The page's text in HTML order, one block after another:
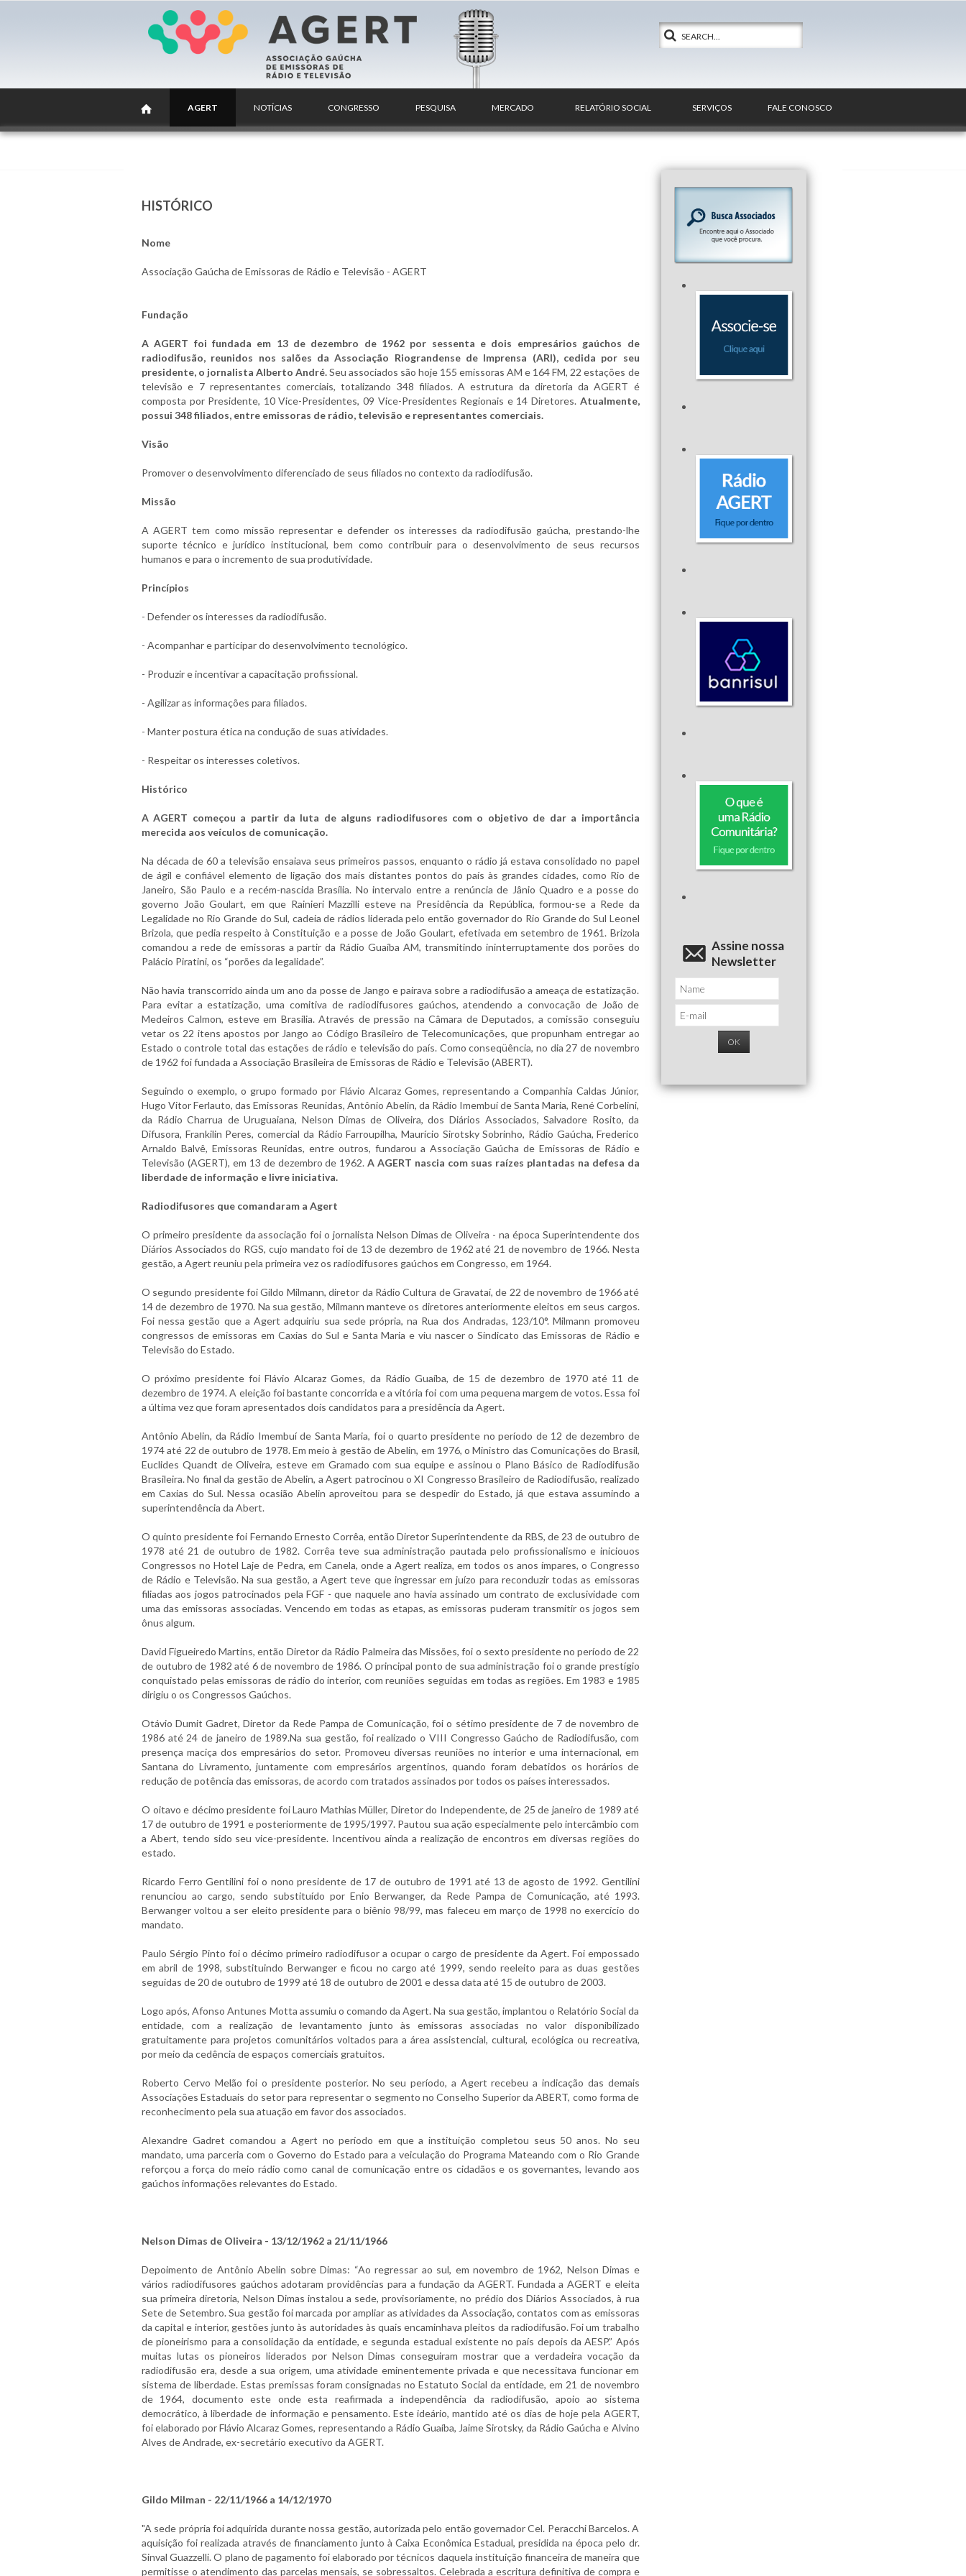
AGERT NOTÍCIAS CONGRESSO PESQUISA MERCADO RELATÓRIO SOCIAL SERVIÇOS FALE CONOSCO
HISTÓRICO
Nome
Associação Gaúcha de Emissoras de Rádio e Televisão - AGERT
Fundação
A AGERT foi fundada em 13 de dezembro de 1962 por sessenta e dois empresários gaúchos de
radiodifusão, reunidos nos salões da Associação Riograndense de Imprensa (ARI), cedida por seu
presidente, o jornalista Alberto André.Seu associados são hoje 155 emissoras AM e 164 FM, 22 estações de
televisão e 7 representantes comerciais, totalizando 348 filiados. A estrutura da diretoria da AGERT é
composta por Presidente, 10 Vice-Presidentes, 09 Vice-Presidentes Regionais e 14 Diretores. Atualmente,
possui 348 filiados, entre emissoras de rádio, televisão e representantes comerciais.
Visão
Promover o desenvolvimento diferenciado de seus filiados no contexto da radiodifusão.
Missão
A AGERT tem como missão representar e defender os interesses da radiodifusão gaúcha, prestando-lhe
suporte técnico e jurídico institucional, bem como contribuir para o desenvolvimento de seus recursos
humanos e para o incremento de sua produtividade.
Princípios
- Defender os interesses da radiodifusão.
- Acompanhar e participar do desenvolvimento tecnológico.
- Produzir e incentivar a capacitação profissional.
- Agilizar as informações para filiados.
- Manter postura ética na condução de suas atividades.
- Respeitar os interesses coletivos.
Histórico
A AGERT começou a partir da luta de alguns radiodifusores com o objetivo de dar a importância
merecida aos veículos de comunicação.
Na década de 60 a televisão ensaiava seus primeiros passos, enquanto o rádio já estava consolidado no papel
de ágil e confiável elemento de ligação dos mais distantes pontos do país às grandes cidades, como Rio de
Janeiro, São Paulo e a recém-nascida Brasília. No intervalo entre a renúncia de Jânio Quadro e a posse do
governo João Goulart, em que Rainieri Mazzilli esteve na Presidência da República, formou-se a Rede da
Legalidade no Rio Grande do Sul, cadeia de rádios liderada pelo então governador do Rio Grande do Sul Leonel
Brizola, que pedia respeito à Constituição e a posse de João Goulart, efetivada em setembro de 1961. Brizola
comandou a rede de emissoras a partir da Rádio Guaíba AM, transmitindo ininterruptamente dos porões do
Palácio Piratini, os “porões da legalidade”.
Não havia transcorrido ainda um ano da posse de Jango e pairava sobre a radiodifusão a ameaça de estatização.
Para evitar a estatização, uma comitiva de radiodifusores gaúchos, atendendo a convocação de João de
Medeiros Calmon, esteve em Brasília. Através de pressão na Câmara de Deputados, a comissão conseguiu
vetar os 22 itens apostos por Jango ao Código Brasileiro de Telecomunicações, que propunham entregar ao
Estado o controle total das estações de rádio e televisão do país. Como conseqüência, no dia 27 de novembro
de 1962 foi fundada a Associação Brasileira de Emissoras de Rádio e Televisão (ABERT).
Seguindo o exemplo, o grupo formado por Flávio Alcaraz Gomes, representando a Companhia Caldas Júnior,
Hugo Vitor Ferlauto, das Emissoras Reunidas, Antônio Abelin, da Rádio Imembuí de Santa Maria, René Corbelini,
da Rádio Charrua de Uruguaiana, Nelson Dimas de Oliveira, dos Diários Associados, Salvadore Rosito, da
Difusora, Frankilin Peres, comercial da Rádio Farroupilha, Maurício Sirotsky Sobrinho, Rádio Gaúcha, Frederico
Arnaldo Balvê, Emissoras Reunidas, entre outros, fundarou a Associação Gaúcha de Emissoras de Rádio e
Televisão (AGERT), em 13 de dezembro de 1962.A AGERT nascia com suas raízes plantadas na defesa da
liberdade de informação e livre iniciativa.
Radiodifusores que comandaram a Agert
O primeiro presidente da associação foi o jornalista Nelson Dimas de Oliveira - na época Superintendente dos
Diários Associados do RGS, cujo mandato foi de 13 de dezembro de 1962 até 21 de novembro de 1966. Nesta
gestão, a Agert reuniu pela primeira vez os radiodifusores gaúchos em Congresso, em 1964.
O segundo presidente foi Gildo Milmann, diretor da Rádio Cultura de Gravataí, de 22 de novembro de 1966 até
14 de dezembro de 1970. Na sua gestão, Milmann manteve os diretores anteriormente eleitos em seus cargos.
Foi nessa gestão que a Agert adquiriu sua sede própria, na Rua dos Andradas, 123/10°. Milmann promoveu
congressos de emissoras em Caxias do Sul e Santa Maria e viu nascer o Sindicato das Emissoras de Rádio e
Televisão do Estado.
O próximo presidente foi Flávio Alcaraz Gomes, da Rádio Guaíba, de 15 de dezembro de 1970 até 11 de
dezembro de 1974. A eleição foi bastante concorrida e a vitória foi com uma pequena margem de votos. Essa foi
a última vez que foram apresentados dois candidatos para a presidência da Agert.
Antônio Abelin, da Rádio Imembuí de Santa Maria, foi o quarto presidente no período de 12 de dezembro de
1974 até 22 de outubro de 1978. Em meio à gestão de Abelin, em 1976, o Ministro das Comunicações do Brasil,
Euclides Quandt de Oliveira, esteve em Gramado com sua equipe e assinou o Plano Básico de Radiodifusão
Brasileira. No final da gestão de Abelin, a Agert patrocinou o XI Congresso Brasileiro de Radiodifusão, realizado
em Caxias do Sul. Nessa ocasião Abelin aproveitou para se despedir do Estado, já que estava assumindo a
superintendência da Abert.
O quinto presidente foi Fernando Ernesto Corrêa, então Diretor Superintendente da RBS, de 23 de outubro de
1978 até 21 de outubro de 1982. Corrêa teve sua administração pautada pelo profissionalismo e iniciouos
Congressos no Hotel Laje de Pedra, em Canela, onde a Agert realiza, em todos os anos ímpares, o Congresso
de Rádio e Televisão. Na sua gestão, a Agert teve que ingressar em juízo para reconduzir todas as emissoras
filiadas aos jogos patrocinados pela FGF - que naquele ano havia assinado um contrato de exclusividade com
uma das emissoras associadas. Vencendo em todas as etapas, as emissoras puderam transmitir os jogos sem
ônus algum.
David Figueiredo Martins, então Diretor da Rádio Palmeira das Missões, foi o sexto presidente no período de 22
de outubro de 1982 até 6 de novembro de 1986. O principal ponto de sua administração foi o grande prestígio
conquistado pelas emissoras de rádio do interior, com reuniões seguidas em todas as regiões. Em 1983 e 1985
dirigiu o os Congressos Gaúchos.
Otávio Dumit Gadret, Diretor da Rede Pampa de Comunicação, foi o sétimo presidente de 7 de novembro de
1986 até 24 de janeiro de 1989.Na sua gestão, foi realizado o VIII Congresso Gaúcho de Radiodifusão, com
presença maciça dos empresários do setor. Promoveu diversas reuniões no interior e uma internacional, em
Santana do Livramento, juntamente com empresários argentinos, quando foram debatidos os horários de
redução de potência das emissoras, de acordo com tratados assinados por todos os países interessados.
O oitavo e décimo presidente foi Lauro Mathias Müller, Diretor do Independente, de 25 de janeiro de 1989 até
17 de outubro de 1991 e posteriormente de 1995/1997. Pautou sua ação especialmente pelo intercâmbio com
a Abert, tendo sido seu vice-presidente. Incentivou ainda a realização de encontros em diversas regiões do
estado.
Ricardo Ferro Gentilini foi o nono presidente de 17 de outubro de 1991 até 13 de agosto de 1992. Gentilini
renunciou ao cargo, sendo substituído por Enio Berwanger, da Rede Pampa de Comunicação, até 1993.
Berwanger voltou a ser eleito presidente para o biênio 98/99, mas faleceu em março de 1998 no exercício do
mandato.
Paulo Sérgio Pinto foi o décimo primeiro radiodifusor a ocupar o cargo de presidente da Agert. Foi empossado
em abril de 1998, substituindo Berwanger e ficou no cargo até 1999, sendo reeleito para as duas gestões
seguidas de 20 de outubro de 1999 até 18 de outubro de 2001 e dessa data até 15 de outubro de 2003.
Logo após, Afonso Antunes Motta assumiu o comando da Agert. Na sua gestão, implantou o Relatório Social da
entidade, com a realização de levantamento junto às emissoras associadas no valor disponibilizado
gratuitamente para projetos comunitários voltados para a área assistencial, cultural, ecológica ou recreativa,
por meio da cedência de espaços comerciais gratuitos.
Roberto Cervo Melão foi o presidente posterior. No seu período, a Agert recebeu a indicação das demais
Associações Estaduais do setor para representar o segmento no Conselho Superior da ABERT, como forma de
reconhecimento pela sua atuação em favor dos associados.
Alexandre Gadret comandou a Agert no período em que a instituição completou seus 50 anos. No seu
mandato, uma parceria com o Governo do Estado para a veiculação do Programa Mateando com o Rio Grande
reforçou a força do meio rádio como canal de comunicação entre os cidadãos e os governantes, levando aos
gaúchos informações relevantes do Estado.
Nelson Dimas de Oliveira - 13/12/1962 a 21/11/1966
Depoimento de Antônio Abelin sobre Dimas: “Ao regressar ao sul, em novembro de 1962, Nelson Dimas e
vários radiodifusores gaúchos adotaram providências para a fundação da AGERT. Fundada a AGERT e eleita
sua primeira diretoria, Nelson Dimas instalou a sede, provisoriamente, no prédio dos Diários Associados, à rua
Sete de Setembro. Sua gestão foi marcada por ampliar as atividades da Associação, contatos com as emissoras
da capital e interior, gestões junto às autoridades às quais encaminhava pleitos da radiodifusão. Foi um trabalho
de pioneirismo para a consolidação da entidade, e segunda estadual existente no país depois da AESP.” Após
muitas lutas os pioneiros liderados por Nelson Dimas conseguiram mostrar que a verdadeira vocação da
radiodifusão era, desde a sua origem, uma atividade eminentemente privada e que necessitava funcionar em
sistema de liberdade. Estas premissas foram consignadas no Estatuto Social da entidade, em 21 de novembro
de 1964, documento este onde esta reafirmada a independência da radiodifusão, apoio ao sistema
democrático, à liberdade de informação e pensamento. Este ideário, mantido até os dias de hoje pela AGERT,
foi elaborado por Flávio Alcaraz Gomes, representando a Rádio Guaíba, Jaime Sirotsky, da Rádio Gaúcha e Alvino
Alves de Andrade, ex-secretário executivo da AGERT.
Gildo Milman - 22/11/1966 a 14/12/1970
"A sede própria foi adquirida durante nossa gestão, autorizada pelo então governador Cel. Peracchi Barcelos. A
aquisição foi realizada através de financiamento junto à Caixa Econômica Estadual, presidida na época pelo dr.
Sinval Guazzelli. O plano de pagamento foi elaborado por técnicos daquela instituição financeira de maneira que
permitisse o atendimento das parcelas mensais, se sobressaltos. Celebrada a escritura definitiva de compra e
Assine nossa
Newsletter